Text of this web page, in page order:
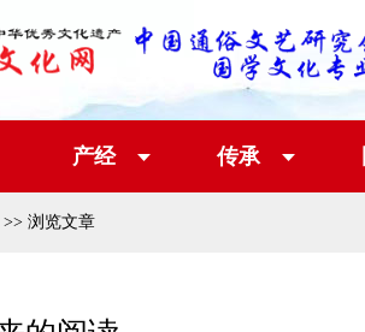
产经 传承
>> 浏览文章